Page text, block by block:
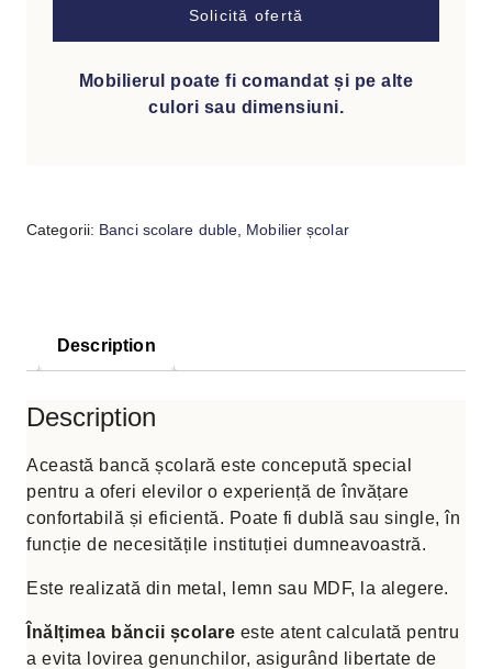
Solicită ofertă
Mobilierul poate fi comandat și pe alte
culori sau dimensiuni.
Categorii: Banci scolare duble Mobilier școlar
Description
Description
Această bancă școlară este concepută special
pentru a oferi elevilor o experiență de învățare
confortabilă și eficientă. Poate fi dublă sau single, în
funcție de necesitățile instituției dumneavoastră.
Este realizată din metal, lemn sau MDF, la alegere.
Înălțimea băncii școlare este atent calculată pentru
a evita lovirea genunchilor, asigurând libertate de